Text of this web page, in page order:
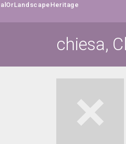
chiesa,